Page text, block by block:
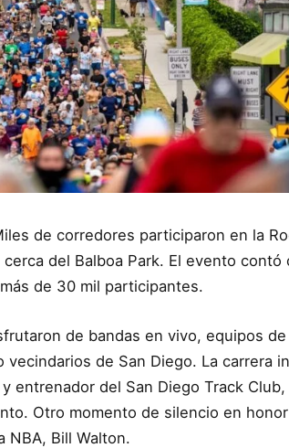
de corredores participaron en la
del Balboa Park. El evento contó
de 30 mil participantes.
de bandas en vivo, equipos
de San Diego. La carrera
entrenador del San Diego Track Club,
Otro momento de silencio en
NBA, Bill Walton.